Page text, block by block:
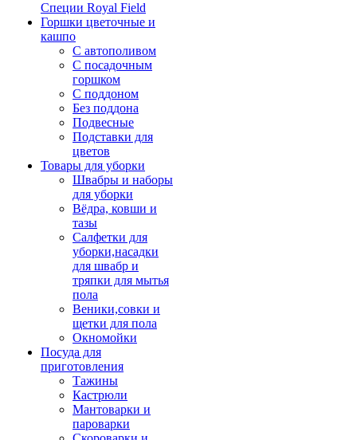
Специи Royal Field
Горшки цветочные и
кашпо
С автополивом
С посадочным
горшком
С поддоном
Без поддона
Подвесные
Подставки для
цветов
Товары для уборки
Швабры и наборы
для уборки
Вёдра, ковши и
тазы
Салфетки для
уборки,насадки
для швабр и
тряпки для мытья
пола
Веники,совки и
щетки для пола
Окномойки
Посуда для
приготовления
Тажины
Кастрюли
Мантоварки и
пароварки